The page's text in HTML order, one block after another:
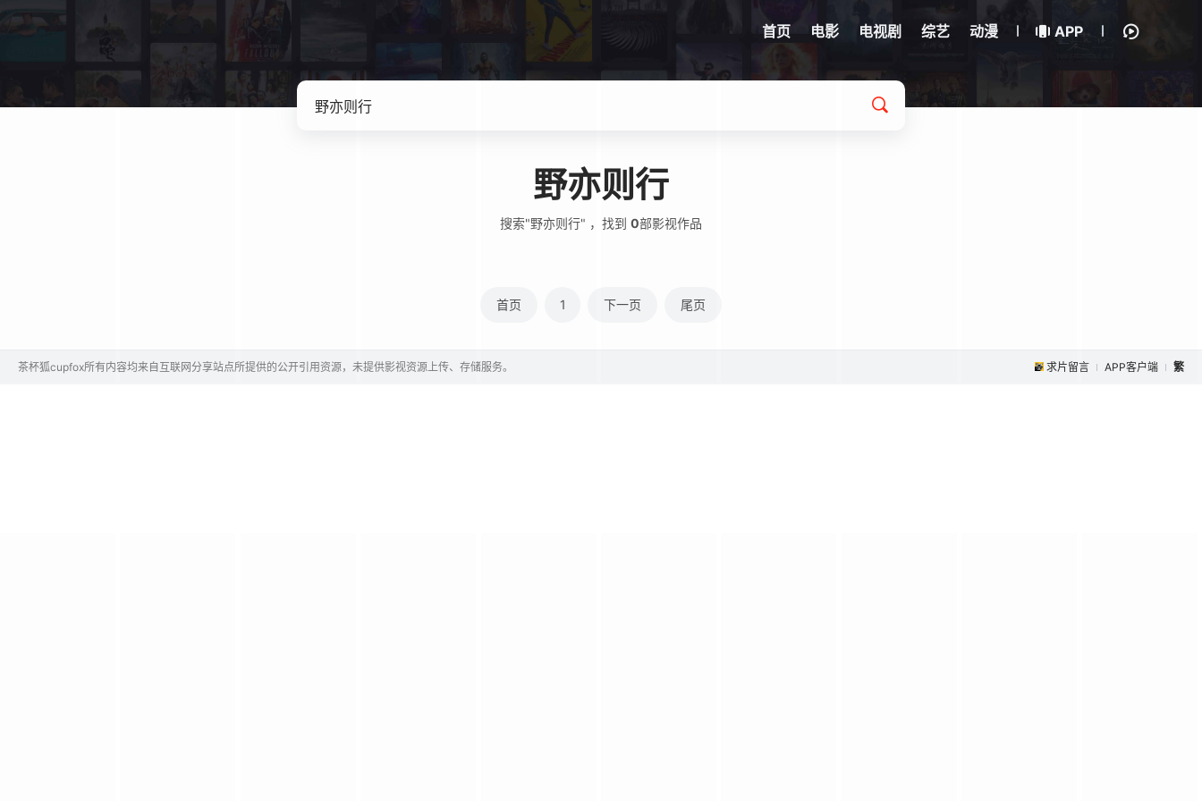
首页 电影 电视剧 综艺 动漫 APP
野亦则行
搜索"野亦则行" ，找到 0部影视作品
首页 1 下一页 尾页
求片留言 APP客户端 繁
茶杯狐cupfox所有内容均来自互联网分享站点所提供的公开引用资源，未提供影视资源上传、存储服务。